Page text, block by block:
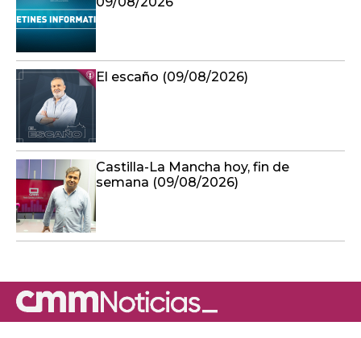
El escaño (09/08/2026)
Castilla-La Mancha hoy, fin de
semana (09/08/2026)